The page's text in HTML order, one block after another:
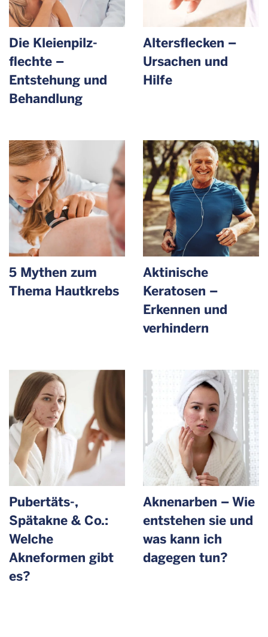
Die Kleienpilz­
flechte –
Entstehung und
Behandlung
Altersflecken –
Ursachen und
Hilfe
5 Mythen zum
Thema Hautkrebs
Aktinische
Keratosen –
Erkennen und
verhindern
Pubertäts-,
Spätakne & Co.:
Welche
Akneformen gibt
es?
Aknenarben – Wie
entstehen sie und
was kann ich
dagegen tun?